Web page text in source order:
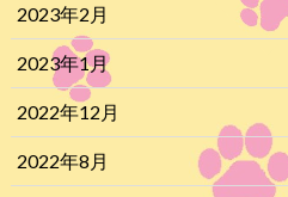
2023年2月
2023年1月
2022年12月
2022年8月